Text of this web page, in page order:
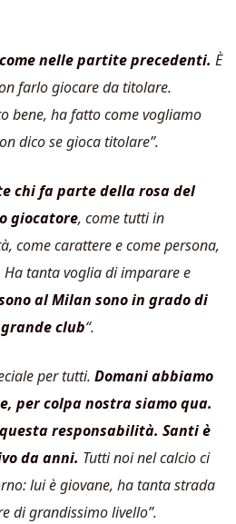
nelle partite precedenti. È
farlo giocare da titolare.
bene, ha fatto come vogliamo
dico se gioca titolare”.
chi fa parte della rosa del
giocatore, come tutti in
come carattere e come persona,
tanta voglia di imparare e
al Milan sono in grado di
club“.
per tutti. Domani abbiamo
per colpa nostra siamo qua.
responsabilità. Santi è
da anni. Tutti noi nel calcio ci
lui è giovane, ha tanta strada
di grandissimo livello”.